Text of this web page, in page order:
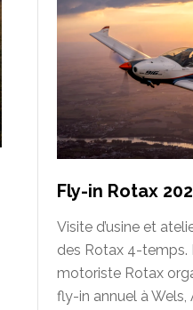
Fly-in Rotax
Visite d’usine et
des Rotax 4-temps.
motoriste Rotax
fly-in annuel à Wels,